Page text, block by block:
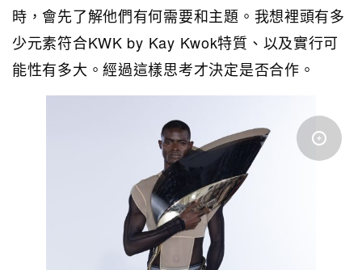
時，會先了解他們有何需要和主題。我想裡頭有多
少元素符合KWK by Kay Kwok特質、以及實行可
能性有多大。經過這樣思考才決定是否合作。